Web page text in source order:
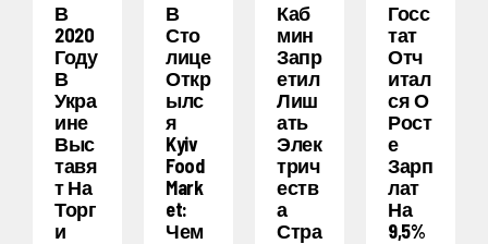
В
2020
Году
В
Укра
Ине
Выс
Тавя
Т На
Торг
И
В
Сто
Лице
Откр
Ылс
Я
Kyiv
Food
Mark
Et:
Чем
Каб
Мин
Запр
Етил
Лиш
Ать
Элек
Трич
Еств
А
Стра
Госс
Тат
Отч
Итал
Ся О
Рост
Е
Зарп
Лат
На
9,5%